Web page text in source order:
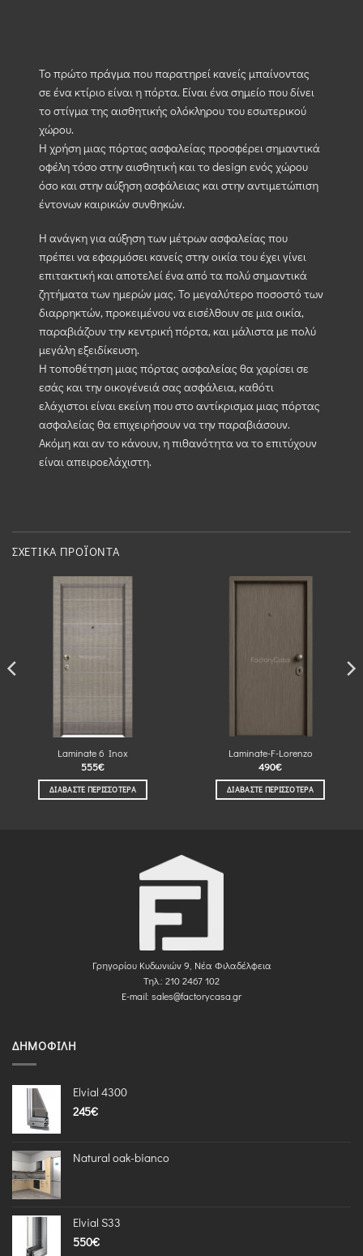
Το πρώτο πράγμα που παρατηρεί κανείς μπαίνοντας
σε ένα κτίριο είναι η πόρτα. Είναι ένα σημείο που δίνει
το στίγμα της αισθητικής ολόκληρου του εσωτερικού
χώρου.
Η χρήση μιας πόρτας ασφαλείας προσφέρει σημαντικά
οφέλη τόσο στην αισθητική και το design ενός χώρου
όσο και στην αύξηση ασφάλειας και στην αντιμετώπιση
έντονων καιρικών συνθηκών.
Η ανάγκη για αύξηση των μέτρων ασφαλείας που
πρέπει να εφαρμόσει κανείς στην οικία του έχει γίνει
επιτακτική και αποτελεί ένα από τα πολύ σημαντικά
ζητήματα των ημερών μας. Το μεγαλύτερο ποσοστό των
διαρρηκτών, προκειμένου να εισέλθουν σε μια οικία,
παραβιάζουν την κεντρική πόρτα, και μάλιστα με πολύ
μεγάλη εξειδίκευση.
Η τοποθέτηση μιας πόρτας ασφαλείας θα χαρίσει σε
εσάς και την οικογένειά σας ασφάλεια, καθότι
ελάχιστοι είναι εκείνη που στο αντίκρισμα μιας πόρτας
ασφαλείας θα επιχειρήσουν να την παραβιάσουν.
Ακόμη και αν το κάνουν, η πιθανότητα να το επιτύχουν
είναι απειροελάχιστη.
ΣΧΕΤΙΚΆ ΠΡΟΪΌΝΤΑ
Laminate 6 Inox
555€
ΔΙΑΒΆΣΤΕ ΠΕΡΙΣΣΌΤΕΡΑ
Laminate-F-Lorenzo
490€
ΔΙΑΒΆΣΤΕ ΠΕΡΙΣΣΌΤΕΡΑ
Γρηγορίου Κυδωνιών 9, Νέα Φιλαδέλφεια
Τηλ.: 210 2467 102
E-mail: sales@factorycasa.gr
ΔΗΜΟΦΙΛΉ
Elvial 4300
245€
Natural oak-bianco
Elvial S33
550€